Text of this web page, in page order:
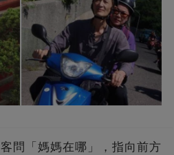
問「媽媽在哪」，指向前方